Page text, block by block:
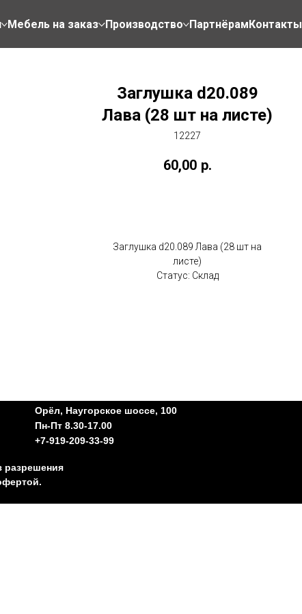
Мебель на заказ Производство ПартнёрамКонтакты
Заглушка d20.089
Лава (28 шт на листе)
12227
60,00 р.
Заглушка d20.089 Лава (28 шт на
листе)
Статус: Склад
разрешения
Орёл, Наугорское шоссе, 100
Пн-Пт 8.30-17.00
+7-919-209-33-99